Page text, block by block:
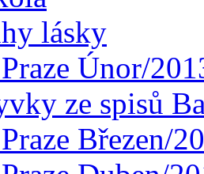
lásky
Únor/
ze spisů
Březen/